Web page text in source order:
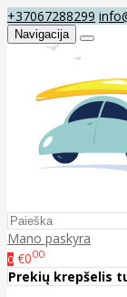
+37067288299
Navigacija
Mano paskyra
0 €000
Prekių krepšelis